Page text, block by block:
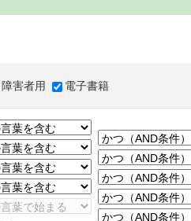
障害者用 電子書籍